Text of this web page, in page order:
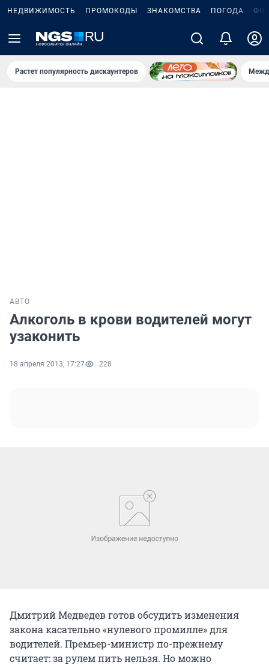
НЕДВИЖИМОСТЬ ПРОМОКОДЫ ЗНАКОМСТВА ПОГОДА
Растет популярность дискаунтеров
АВТО
Алкоголь в крови водителей могут
узаконить
18 апреля 2013, 17:27 228
Дмитрий Медведев готов обсудить изменения
закона касательно «нулевого промилле» для
водителей. Премьер-министр по-прежнему
считает: за рулем пить нельзя. Но можно